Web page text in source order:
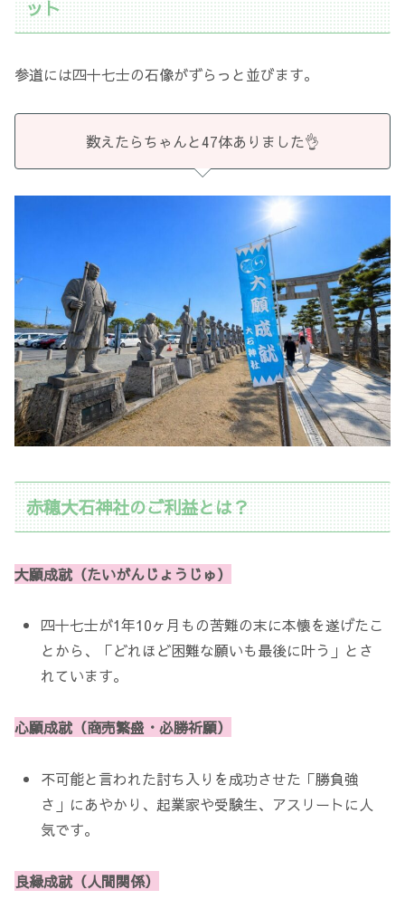
ット
参道には四十七士の石像がずらっと並びます。
数えたらちゃんと47体ありました👌
赤穂大石神社のご利益とは？
大願成就（たいがんじょうじゅ）
四十七士が1年10ヶ月もの苦難の末に本懐を遂げたこ
とから、「どれほど困難な願いも最後に叶う」とさ
れています。
心願成就（商売繁盛・必勝祈願）
不可能と言われた討ち入りを成功させた「勝負強
さ」にあやかり、起業家や受験生、アスリートに人
気です。
良縁成就（人間関係）